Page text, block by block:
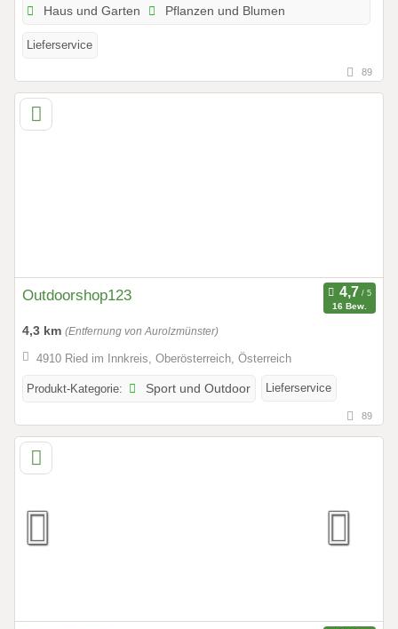
Haus und Garten
Pflanzen und Blumen
Lieferservice
89
Outdoorshop123
16 Bew.
4,3 km (Entfernung von Aurolzmünster)
4910 Ried im Innkreis, Oberösterreich, Österreich
Produkt-Kategorie: Sport und Outdoor Lieferservice
89